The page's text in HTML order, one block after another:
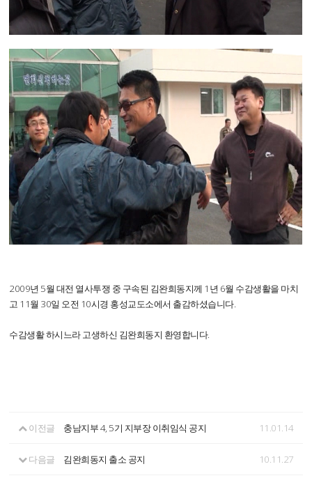
2009년 5월 대전 열사투쟁 중 구속된 김완희동지께 1년 6월 수감생활을 마치
고 11월 30일 오전 10시경 홍성교도소에서 출감하셨습니다.
수감생활 하시느라 고생하신 김완희동지 환영합니다.
이전글 충남지부 4, 5기 지부장 이취임식 공지 11.01.14
다음글 김완희동지 출소 공지 10.11.27